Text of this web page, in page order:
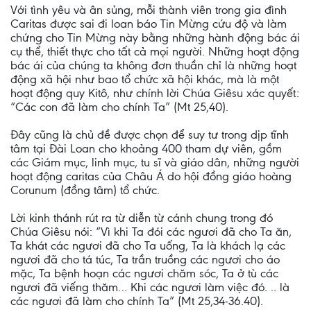
Với tình yêu và ân sủng, mỗi thành viên trong gia đình
Caritas được sai đi loan báo Tin Mừng cứu độ và làm
chứng cho Tin Mừng này bằng những hành động bác ái
cụ thể, thiết thực cho tất cả mọi người. Những hoạt động
bác ái của chúng ta không đơn thuần chỉ là những hoạt
động xã hội như bao tổ chức xã hội khác, mà là một
hoạt động quy Kitô, như chính lời Chúa Giêsu xác quyết:
“Các con đã làm cho chính Ta” (Mt 25,40).
Đây cũng là chủ đề được chọn để suy tư trong dịp tĩnh
tâm tại Đài Loan cho khoảng 400 tham dự viên, gồm
các Giám mục, linh mục, tu sĩ và giáo dân, những người
hoạt động caritas của Châu Á do hội đồng giáo hoàng
Corunum (đồng tâm) tổ chức.
Lời kinh thánh rút ra từ diễn từ cánh chung trong đó
Chúa Giêsu nói: “Vì khi Ta đói các ngươi đã cho Ta ăn,
Ta khát các ngươi đã cho Ta uống, Ta là khách lạ các
ngươi đã cho tá túc, Ta trần truồng các ngươi cho áo
mặc, Ta bệnh hoạn các ngươi chăm sóc, Ta ở tù các
ngươi đã viếng thăm… Khi các ngươi làm việc đó. .. là
các ngươi đã làm cho chính Ta” (Mt 25,34-36.40).